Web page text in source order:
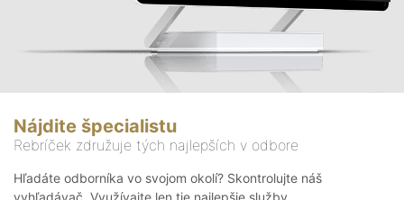
Nájdite špecialistu
Rebríček združuje tých najlepších v odbore
Hľadáte odborníka vo svojom okolí? Skontrolujte náš
vyhľadávač. Využívajte len tie najlepšie služby.